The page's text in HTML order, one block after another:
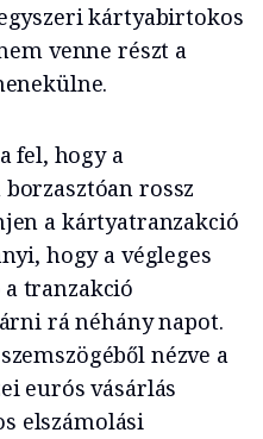
kártyabirtokos
venne részt a
fel, hogy a
rossz
a kártyatranzakció
hogy a végleges
tranzakció
rá néhány napot.
nézve a
eurós vásárlás
elszámolási